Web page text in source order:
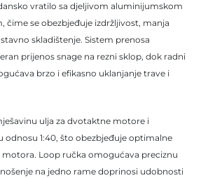
vratilo sa djeljivom aluminijumskom
čime se obezbjeđuje izdržljivost, manja
skladištenje. Sistem prenosa
prijenos snage na rezni sklop, dok radni
brzo i efikasno uklanjanje trave i
ulja za dvotaktne motore i
odnosu 1:40, što obezbjeđuje optimalne
Loop ručka omogućava preciznu
na jedno rame doprinosi udobnosti